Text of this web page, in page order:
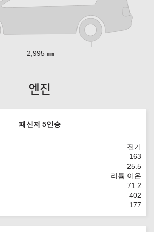
2,995 ㎜
엔진
패신저 5인승
전기
163
25.5
리튬 이온
71.2
402
177